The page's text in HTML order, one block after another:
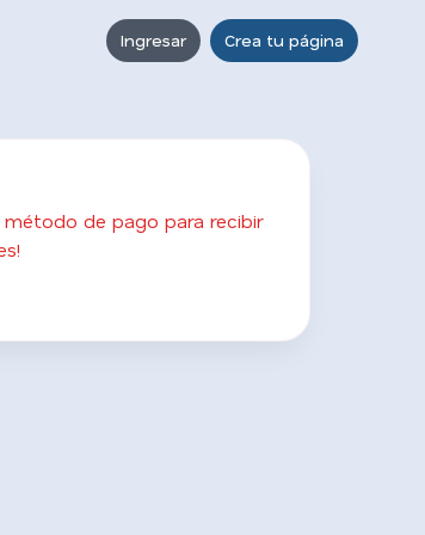
Ingresar Crea tu página
método de pago para recibir